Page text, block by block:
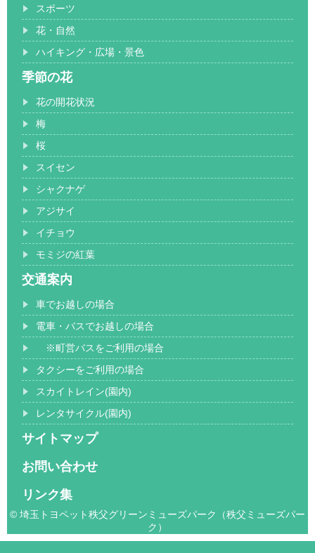
スポーツ
花・自然
ハイキング・広場・景色
季節の花
花の開花状況
梅
桜
スイセン
シャクナゲ
アジサイ
イチョウ
モミジの紅葉
交通案内
車でお越しの場合
電車・バスでお越しの場合
※町営バスをご利用の場合
タクシーをご利用の場合
スカイトレイン(園内)
レンタサイクル(園内)
サイトマップ
お問い合わせ
リンク集
© 埼玉トヨペット秩父グリーンミューズパーク（秩父ミューズパー
ク）